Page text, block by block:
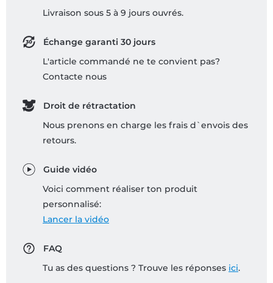
Livraison sous 5 à 9 jours ouvrés.
Échange garanti 30 jours
L'article commandé ne te convient pas?
Contacte nous
Droit de rétractation
Nous prenons en charge les frais d`envois des
retours.
Guide vidéo
Voici comment réaliser ton produit
personnalisé:
Lancer la vidéo
FAQ
Tu as des questions ? Trouve les réponses ici.